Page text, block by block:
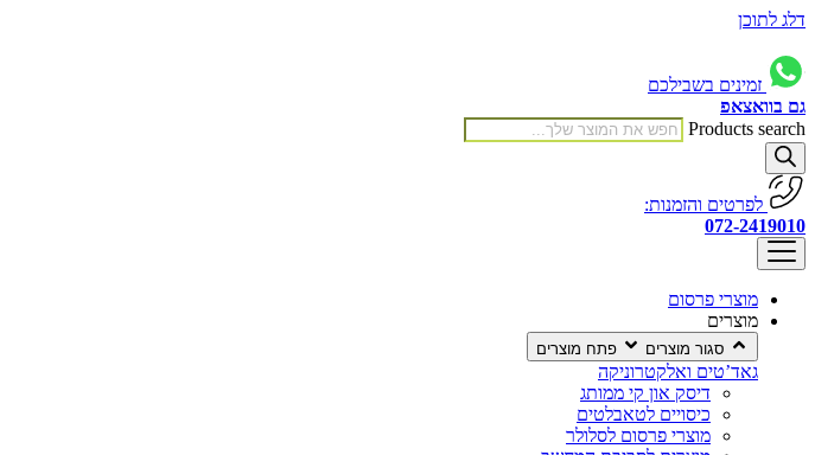
דלג לתוכן
זמינים בשבילכם
גם בוואצאפ
Products search
לפרטים והזמנות:
072-2419010
מוצרי פרסום
מוצרים
סגור מוצרים פתח מוצרים
גאד’טים ואלקטרוניקה
דיסק און קי ממותג
כיסויים לטאבלטים
מוצרי פרסום לסלולר